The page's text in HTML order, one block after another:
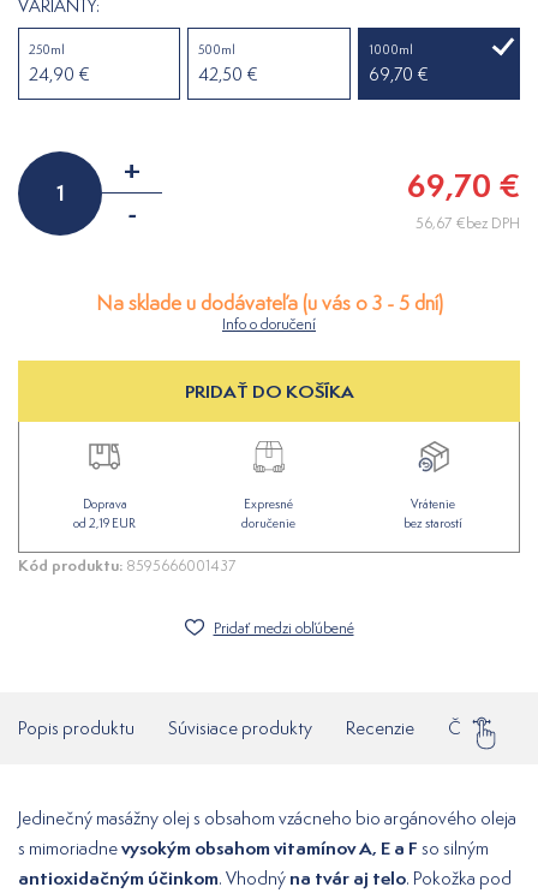
VARIANTY:
250ml
24,90 €
500ml
42,50 €
1000ml
69,70 €
+
-
69,70 €
56,67 €bez DPH
Na sklade u dodávateľa (u vás o 3 - 5 dní)
Info o doručení
PRIDAŤ DO KOŠÍKA
Doprava
od 2,19 EUR
Expresné
doručenie
Vrátenie
bez starostí
Kód produktu: 8595666001437
Pridať medzi obľúbené
Popis produktu Súvisiace produkty Recenzie Často
Jedinečný masážny olej s obsahom vzácneho bio argánového oleja
s mimoriadnevysokým obsahom vitamínov A, E a F so silným
antioxidačným účinkom. Vhodný na tvár aj telo. Pokožka pod